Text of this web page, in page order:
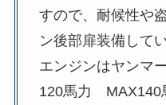
すので、耐候性や
ン後部扉装備して
エンジンはヤンマ
120馬力 MAX140